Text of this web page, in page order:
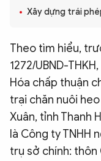
QUỐC TẾ
VĂN HÓA - THỂ THAO
BẠN ĐỌC & CAND
ĐA PHƯƠNG TIỆN
eMagazine
Xây dựng trái
Theo tìm hiểu,
1272/UBND-
Hóa chấp thuận
trại chăn nuôi heo
Xuân, tỉnh Thanh
là Công ty TNHH
trụ sở chính: thôn